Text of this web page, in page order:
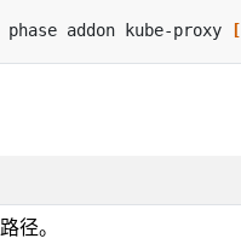
phase addon kube-proxy [
径。